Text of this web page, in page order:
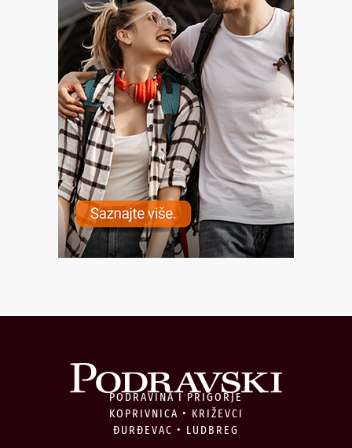
PODRAVINA I PRIGORJE
KOPRIVNICA • KRIŽEVCI
ĐURĐEVAC • LUDBREG